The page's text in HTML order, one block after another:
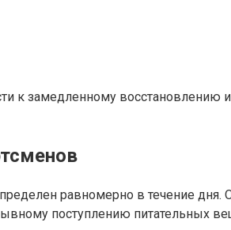
к замедленному
равномерно в течение
поступлению питательных